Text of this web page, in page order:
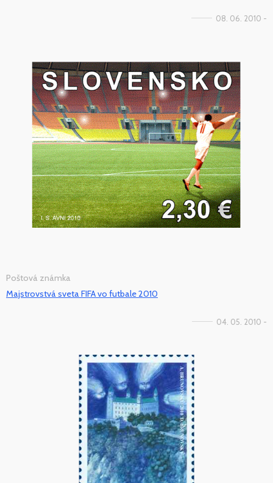
08. 06. 2010 -
Poštová známka
Majstrovstvá sveta FIFA vo futbale 2010
04. 05. 2010 -